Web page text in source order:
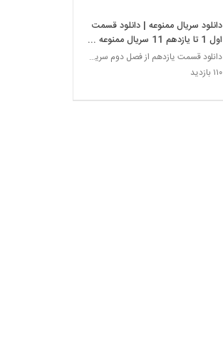
دانلود سریال ممنوعه | دانلود قسمت
اول 1 تا یازدهم 11 سریال ممنوعه
(فصل دوم)-- -
دانلود قسمت یازدهم از فصل دوم سریال ممنوعه
۱۱۰ بازدید